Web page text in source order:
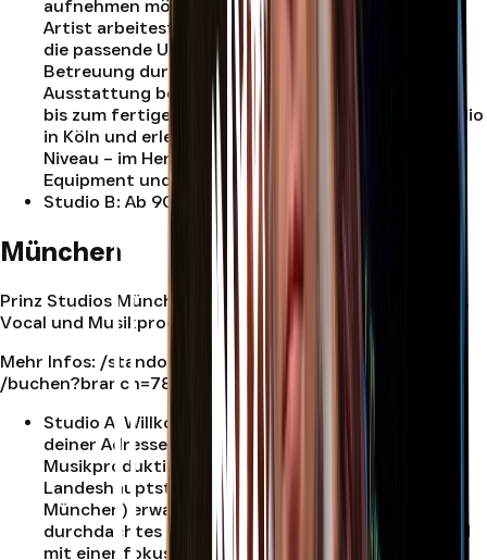
aufnehmen möchtest oder bereits als erfahrener
Artist arbeitest – im Prinz Studios Köln findest du
die passende Umgebung. Mit persönlicher
Betreuung durch Leo und professioneller
Ausstattung begleiten wir dich von der Aufnahme
bis zum fertigen Master. Buche jetzt dein Tonstudio
in Köln und erlebe Musikproduktion auf höchstem
Niveau – im Herzen der Stadt, mit modernem
Equipment und kreativer Atmosphäre.
Studio B: Ab 90.0€ (inkl. MwSt.)
München
Prinz Studios München ist dein Standort für Recording,
Vocal und Musikproduktion in München.
Mehr Infos: /standort/muenchen
| Jetzt buchen:
/buchen?branch=780706
Studio A Willkommen im Prinz Studios München –
deiner Adresse für präzise, professionelle
Musikproduktion im Herzen der bayerischen
Landeshauptstadt. In der Ridlerstraße 31b (80339
München) erwartet dich ein kompaktes, technisch
durchdachtes Studio, das kompromisslosen Sound
mit einer fokussierten Arbeitsatmosphäre